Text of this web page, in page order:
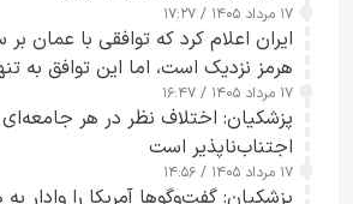
۱۷ مرداد ۱۴۰۵ / ۱۷:۲۷
ایران اعلام کرد که توافقی با عمان
هرمز نزدیک است، اما این توافق به
آبراه را آزاد کند
۱۷ مرداد ۱۴۰۵ / ۱۶:۴۷
پزشکیان: اختلاف نظر در هر
اجتناب‌ناپذیر است
۱۷ مرداد ۱۴۰۵ / ۱۴:۵۶
پزشکیان: گفت‌وگوها آمریکا را وادار